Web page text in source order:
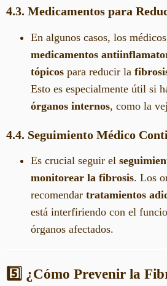
4.3. Medicamentos para
En algunos casos, los
medicamentos
tópicos para reducir la
Esto es especialmente útil si
órganos internos, como la
4.4. Seguimiento Médico
Es crucial seguir el
monitorear la fibrosis. Los
recomendar tratamientos
está interfiriendo con el
órganos afectados.
5️⃣ ¿Cómo Prevenir la